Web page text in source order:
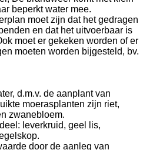
beperkt water mee.
moet zijn dat het gedragen
en dat het uitvoerbaar is
moet er gekeken worden of er
moeten worden bijgesteld, bv.
d.m.v. de aanplant van
moerasplanten zijn riet,
zwanebloem.
leverkruid, geel lis,
door de aanleg van